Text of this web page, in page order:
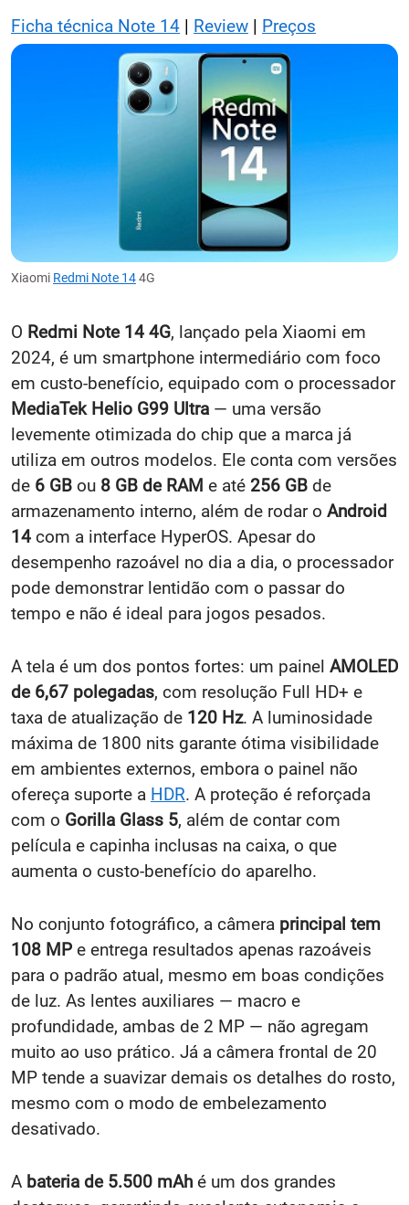
Ficha técnica Note 14 | Review | Preços
Xiaomi Redmi Note 144G
O Redmi Note 14 4G, lançado pela Xiaomi em
2024, é um smartphone intermediário com foco
em custo-benefício, equipado com o processador
MediaTek Helio G99 Ultra — uma versão
levemente otimizada do chip que a marca já
utiliza em outros modelos. Ele conta com versões
de 6 GB ou 8 GB de RAM e até 256 GB de
armazenamento interno, além de rodar o Android
14 com a interface HyperOS. Apesar do
desempenho razoável no dia a dia, o processador
pode demonstrar lentidão com o passar do
tempo e não é ideal para jogos pesados.
A tela é um dos pontos fortes: um painel AMOLED
de 6,67 polegadas, com resolução Full HD+ e
taxa de atualização de 120 Hz. A luminosidade
máxima de 1800 nits garante ótima visibilidade
em ambientes externos, embora o painel não
ofereça suporte a HDR. A proteção é reforçada
com o Gorilla Glass 5, além de contar com
película e capinha inclusas na caixa, o que
aumenta o custo-benefício do aparelho.
No conjunto fotográfico, a câmera principal tem
108 MP e entrega resultados apenas razoáveis
para o padrão atual, mesmo em boas condições
de luz. As lentes auxiliares — macro e
profundidade, ambas de 2 MP — não agregam
muito ao uso prático. Já a câmera frontal de 20
MP tende a suavizar demais os detalhes do rosto,
mesmo com o modo de embelezamento
desativado.
A bateria de 5.500 mAh é um dos grandes